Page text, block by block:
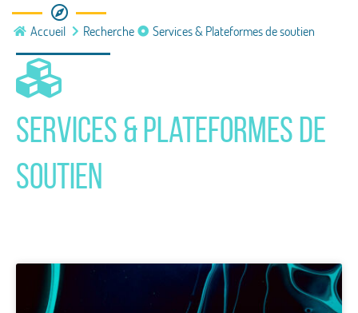
Recherche
Services & Plateformes de soutien
Accueil Recherche Services & Plateformes de soutien
Services & Plateformes de
soutien